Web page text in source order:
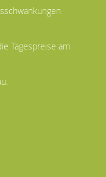
Tagespreise am